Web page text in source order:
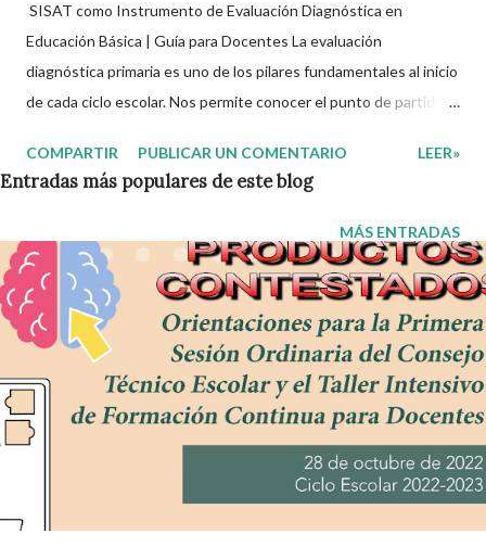
SISAT como Instrumento de Evaluación Diagnóstica en
Educación Básica | Guía para Docentes La evaluación
diagnóstica primaria es uno de los pilares fundamentales al inicio
de cada ciclo escolar. Nos permite conocer el punto de partida
informadas. En este contexto, el Sistema de Alerta Temprana
para Abandono Escolar (SISAT) se ha consolidado como una
herramienta clave para aplicar diagnósticos confiables y útiles
en educación básica SEP , especialmente en niveles de primaria
en línea o modalidad presencial. 📘 ¿Qué es el SISAT? El SISAT
es un instrumento desarrollado por la Secretaría de Educación
Pública (SEP) que permite identificar oportunamente el rezago
educativo y las necesidades específicas de los alumnos en
habilidades clave como: Lectura comprensiva Escritura creativa
Cálculo mental Resolución de problemas matemáticos Está
diseñado para ser aplicado principalmente en escuelas de
COMPARTIR PUBLICAR UN COMENTARIO LEER»
MÁS ENTRADAS
Entradas más populares de este blog